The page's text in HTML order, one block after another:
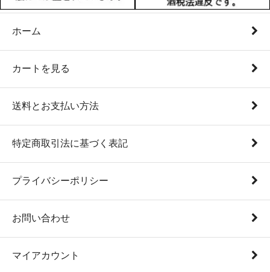
ホーム
カートを見る
送料とお支払い方法
特定商取引法に基づく表記
プライバシーポリシー
お問い合わせ
マイアカウント